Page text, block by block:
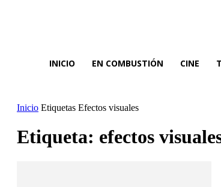
INICIO EN COMBUSTIÓN CINE
Inicio Etiquetas Efectos visuales
Etiqueta: efectos